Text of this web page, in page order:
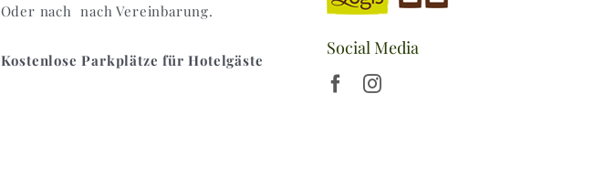
Oder nach nach Vereinbarung.
Kostenlose Parkplätze für Hotelgäste
Social Media